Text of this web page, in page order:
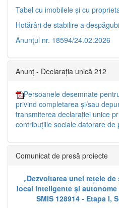
Tabel cu imobilele și cu
Hotărâri de stabilire a
Anunțul nr. 18594/24.02.2026
Anunț - Declarația unică 212
Persoanele desemnate
privind completarea și/sau
transmiterea declarației unice
contribuțiile sociale datorare de
Comunicat de presă proiecte
„Dezvoltarea unei rețele
local inteligente și
SMIS 128914 - Etapa I,